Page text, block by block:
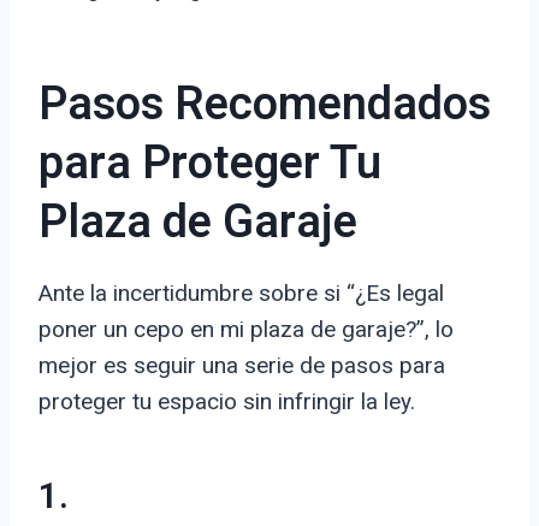
Pasos Recomendados
para Proteger Tu
Plaza de Garaje
Ante la incertidumbre sobre si “¿Es legal
poner un cepo en mi plaza de garaje?”, lo
mejor es seguir una serie de pasos para
proteger tu espacio sin infringir la ley.
1.